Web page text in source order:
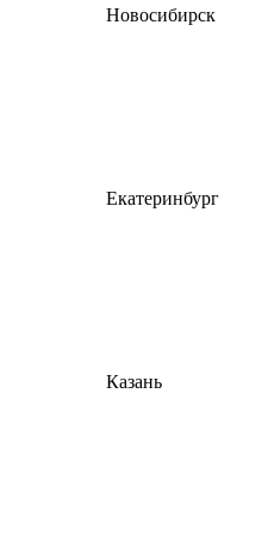
Новосибирск
Екатеринбург
Казань